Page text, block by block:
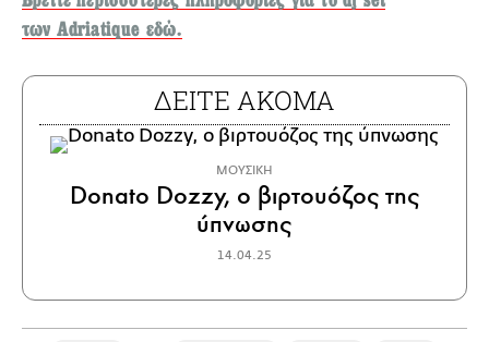
των Adriatique εδώ.
ΔΕΙΤΕ ΑΚΟΜΑ
ΜΟΥΣΙΚΗ
Donato Dozzy, ο βιρτουόζος της
ύπνωσης
14.04.25